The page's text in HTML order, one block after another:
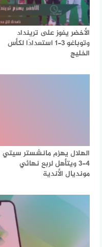
الأخضر يفوز على ترينداد
وتوباغو 3-1 استعدادًا لكأس
الخليج
الهلال يهزم مانشستر سيتي
4-3 ويتأهل لربع نهائي
مونديال الأندية